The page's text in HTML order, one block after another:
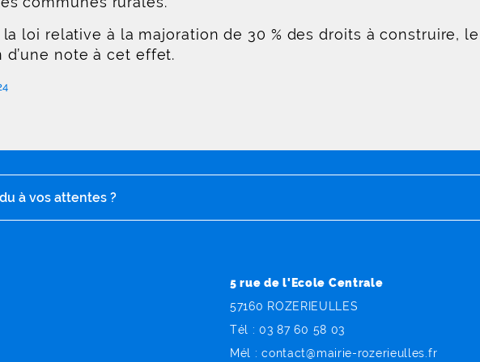
loi relative à la majoration de 30 % des droits à construire,
d’une note à cet effet.
à vos attentes ?
5 rue de l'Ecole Centrale
57160 ROZERIEULLES
Tél :03 87 60 58 03
Mél :contact@mairie-rozerieulles fr